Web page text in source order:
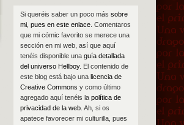
Si queréis saber un poco más sobre
mi, pues en este enlace. Comentaros
que mi cómic favorito se merece una
sección en mi web, así que aquí
tenéis disponible una guía detallada
del universo Hellboy. El contenido de
este blog está bajo una licencia de
Creative Commons y como último
agregado aquí tenéis la política de
privacidad de la web. Ah, si os
apatece favorecer mi culturilla, pues